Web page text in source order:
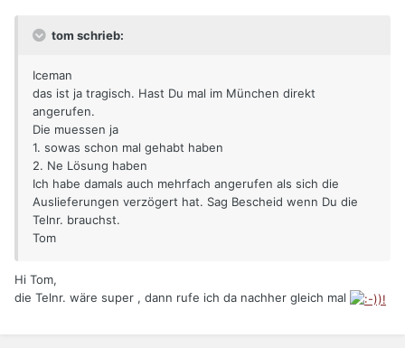
tom schrieb:
Iceman
das ist ja tragisch. Hast Du mal im München direkt
angerufen.
Die muessen ja
1. sowas schon mal gehabt haben
2. Ne Lösung haben
Ich habe damals auch mehrfach angerufen als sich die
Auslieferungen verzögert hat. Sag Bescheid wenn Du die
Telnr. brauchst.
Tom
Hi Tom,
die Telnr. wäre super , dann rufe ich da nachher gleich mal